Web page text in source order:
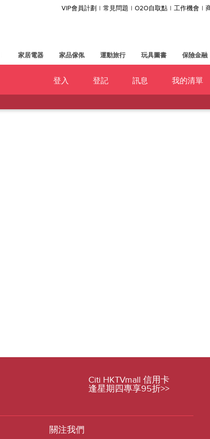
VIP會員計劃 常見問題 O2O自取點 工作機會
家居電器 家品傢俬 運動旅行 玩具圖書 保險金融
登入 登記 訊息 我的清單
Citi HKTVmall 信用卡
逢星期四專享95折>>
關注我們